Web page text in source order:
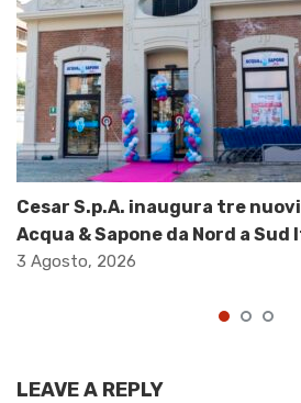
Cesar S.p.A. inaugura tre
Acqua & Sapone da Nord a Sud
3 Agosto, 2026
LEAVE A REPLY